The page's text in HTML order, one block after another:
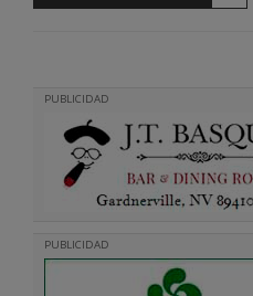
PUBLICIDAD
PUBLICIDAD